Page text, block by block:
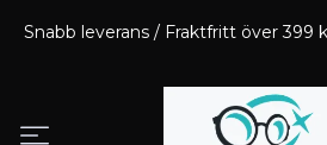
Snabb leverans / Fraktfritt över 399